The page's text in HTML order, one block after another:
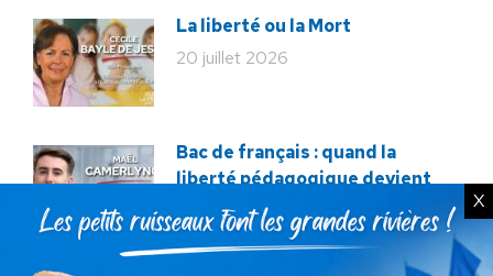
La liberté ou la Mort
20 juillet 2026
Bac de français : quand la
liberté pédagogique devient
abandon culturel
18 juillet 2026
X